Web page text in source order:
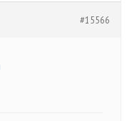
#15566